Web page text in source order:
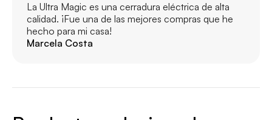
La Ultra Magic es una cerradura eléctrica de alta
calidad. ¡Fue una de las mejores compras que he
hecho para mi casa!
Marcela Costa